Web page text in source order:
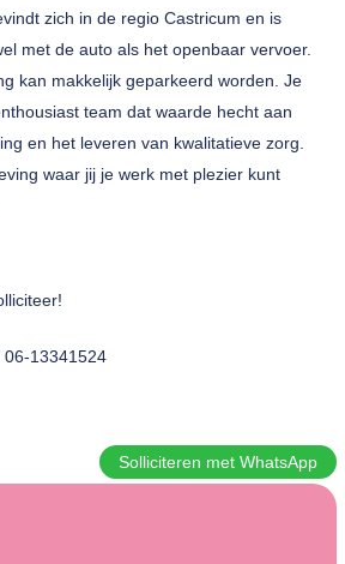
zich in de regio Castricum en is
met de auto als het openbaar vervoer.
kan makkelijk geparkeerd worden. Je
team dat waarde hecht aan
en het leveren van kwalitatieve zorg.
waar jij je werk met plezier kunt
06-13341524
Solliciteren met WhatsApp